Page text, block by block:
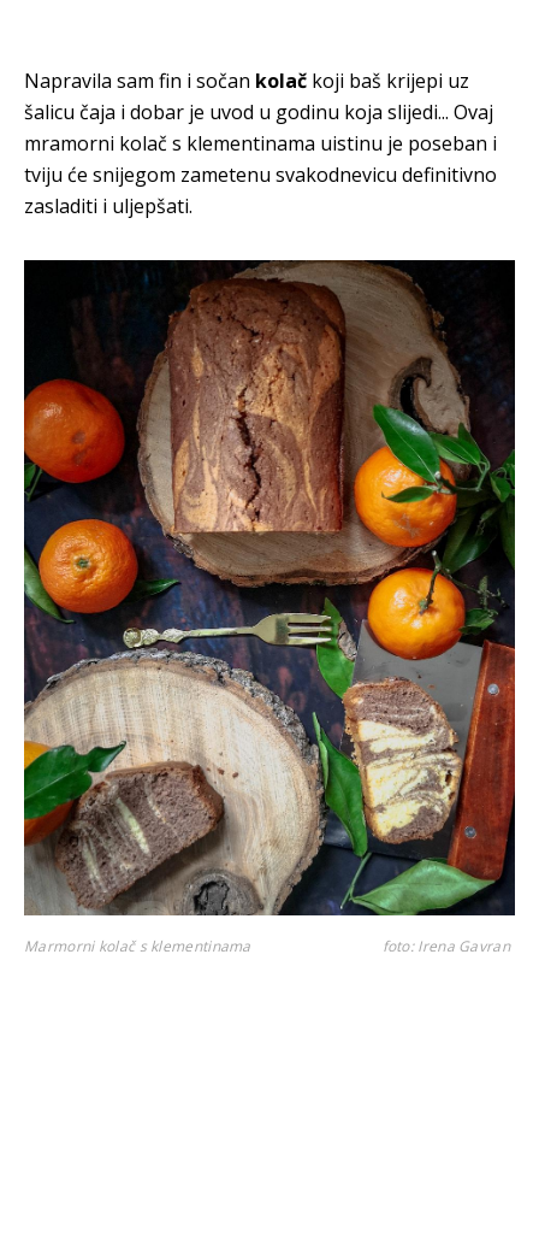
Napravila sam fin i sočan kolač koji baš krijepi uz
šalicu čaja i dobar je uvod u godinu koja slijedi... Ovaj
mramorni kolač s klementinama uistinu je poseban i
tviju će snijegom zametenu svakodnevicu definitivno
zasladiti i uljepšati.
Marmorni kolač s klementinama foto: Irena Gavran